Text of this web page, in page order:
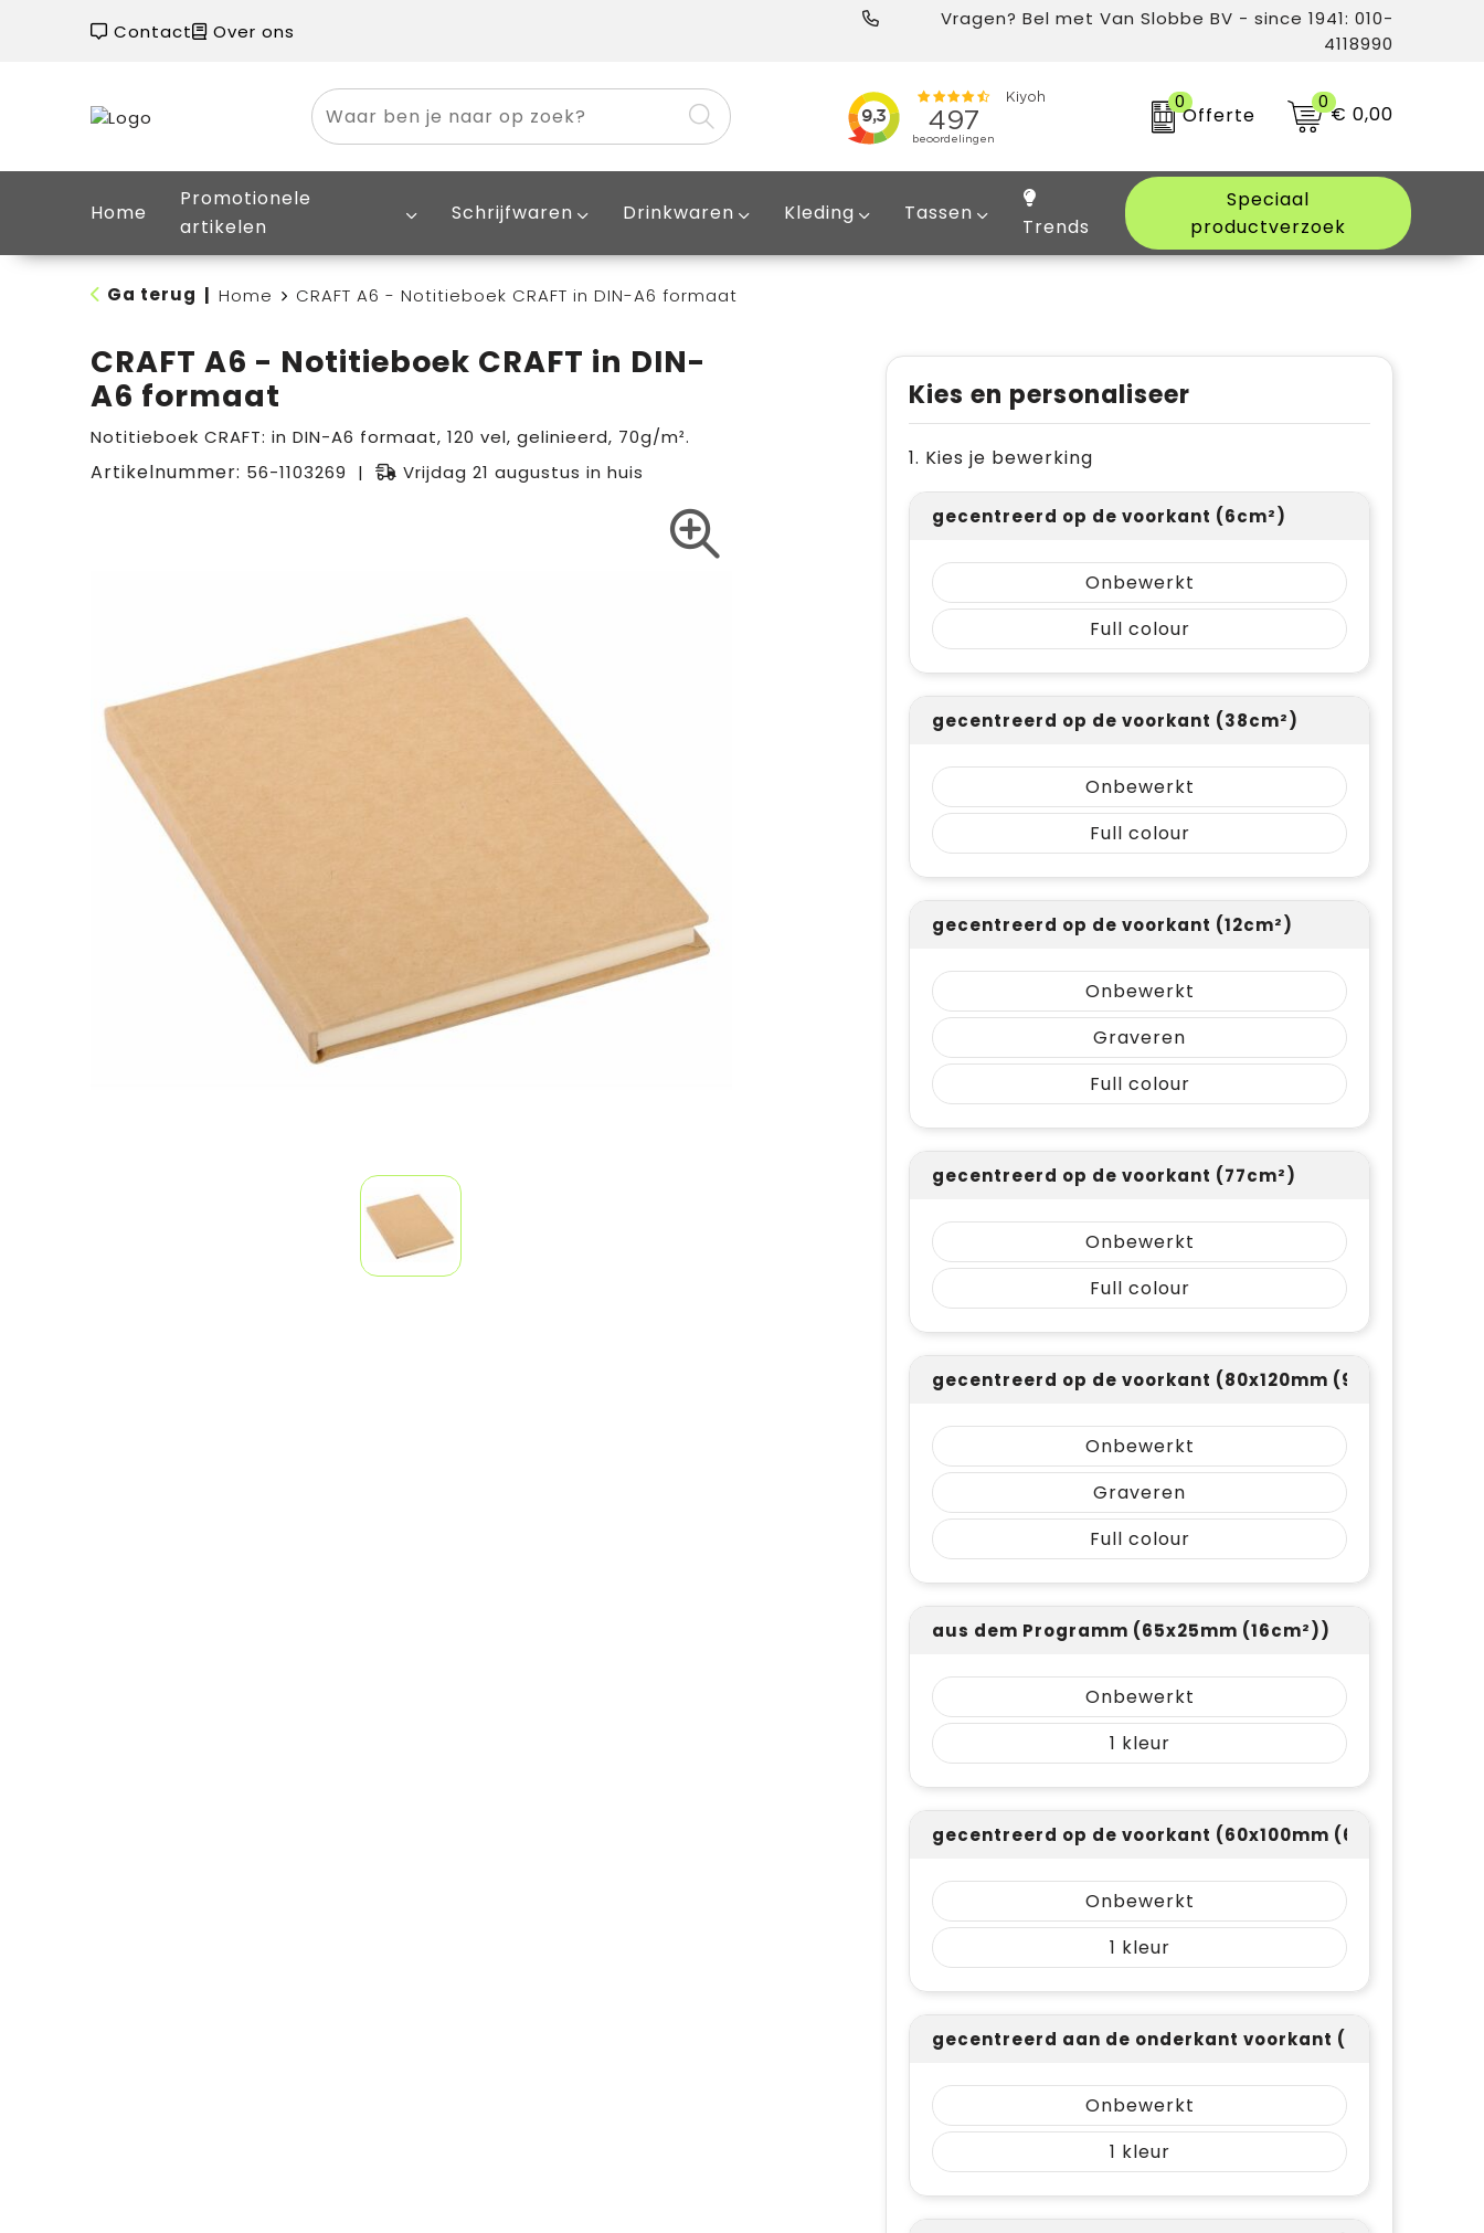
Contact Over ons
Vragen? Bel met Van Slobbe BV - since 1941: 010-
4118990
0
Offerte
0€ 0,00
Home
Promotionele
artikelen
Schrijfwaren Drinkwaren Kleding Tassen
Trends
Speciaal
productverzoek
Ga terug Home CRAFT A6 - Notitieboek CRAFT in DIN-A6 formaat
CRAFT A6 - Notitieboek CRAFT in DIN-
A6 formaat
Notitieboek CRAFT: in DIN-A6 formaat, 120 vel, gelinieerd, 70g/m².
Artikelnummer: 56-1103269 Vrijdag 21 augustus in huis
Kies en personaliseer
1. Kies je bewerking
gecentreerd op de voorkant (6cm²)
Onbewerkt
Full colour
gecentreerd op de voorkant (38cm²)
Onbewerkt
Full colour
gecentreerd op de voorkant (12cm²)
Onbewerkt
Graveren
Full colour
gecentreerd op de voorkant (77cm²)
Onbewerkt
Full colour
gecentreerd op de voorkant (80x120mm (96cm²))
Onbewerkt
Graveren
Full colour
aus dem Programm (65x25mm (16cm²))
Onbewerkt
1
gecentreerd op de voorkant (60x100mm (60cm²))
Onbewerkt
1
gecentreerd aan de onderkant voorkant (65x25mm
Onbewerkt
1